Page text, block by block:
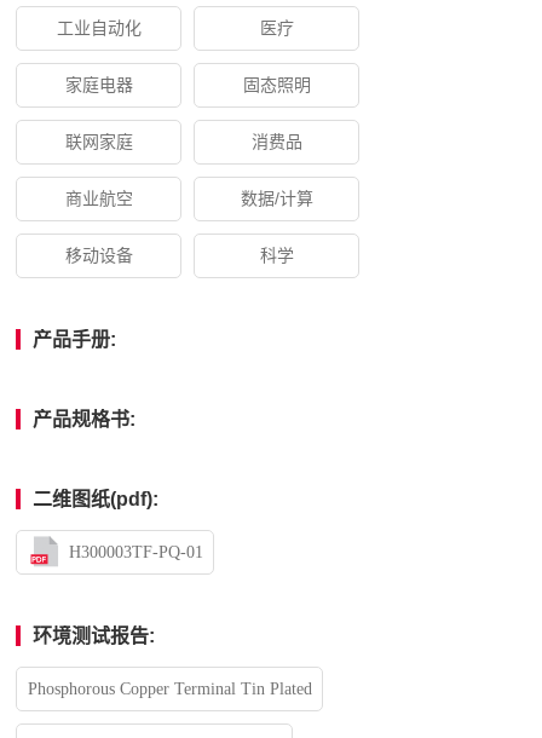
工业自动化 医疗
家庭电器 固态照明
联网家庭 消费品
商业航空 数据/计算
移动设备 科学
产品手册:
产品规格书:
二维图纸(pdf):
H300003TF-PQ-01
环境测试报告:
Phosphorous Copper Terminal Tin Plated